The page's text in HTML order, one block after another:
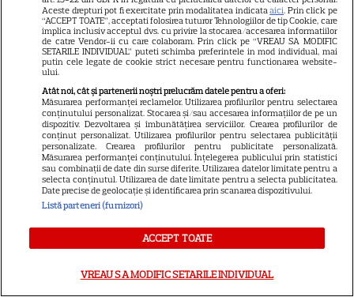
DISNEY PLUS
„Diavolul se îmbracă de la
Prada 2” s-a lansat pe Disney+.
Hathaway revin la revista
Runway
13
VEDETE STRĂINE
Tom Holland, decizie radicală
pentru noul său film! Ce
promisiune a făcut actorul
după momentele virale în care
a făcut senzație prin dans
SKYSHOWTIME
Aceste drepturi pot fi exercitate prin modalitatea indicataaici. Prin click pe
“ACCEPT TOATE”, acceptati folosirea tuturor Tehnologiilor de tip Cookie, care
implica inclusiv acceptul dvs. cu privire la stocarea/accesarea informatiilor
de catre Vendor-ii cu care colaboram. Prin click pe “VREAU SA MODIFIC
SETARILE INDIVIDUAL” puteti schimba preferintele in mod individual, mai
putin cele legate de cookie strict necesare pentru functionarea website-
ului.
Atât noi, cât și partenerii noștri prelucrăm datele pentru a oferi:
Măsurarea performanței reclamelor. Utilizarea profilurilor pentru selectarea
conținutului personalizat. Stocarea și/sau accesarea informațiilor de pe un
dispozitiv. Dezvoltarea și îmbunătățirea serviciilor. Crearea profilurilor de
conținut personalizat. Utilizarea profilurilor pentru selectarea publicității
personalizate. Crearea profilurilor pentru publicitate personalizată.
Măsurarea performanței conținutului. Înțelegerea publicului prin statistici
sau combinații de date din surse diferite. Utilizarea datelor limitate pentru a
selecta conținutul. Utilizarea de date limitate pentru a selecta publicitatea.
Date precise de geolocație și identificarea prin scanarea dispozitivului.
Listă parteneri (furnizori)
ACCEPT TOATE
VREAU SA MODIFIC SETARILE INDIVIDUAL